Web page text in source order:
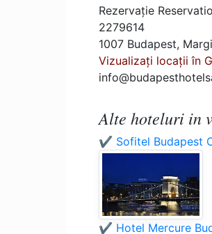
Rezervaţie
2279614
1007 Budapest,
Vizualizați locații în
Alte hoteluri in
✔️ Sofitel Budapest
✔️ Hotel Mercure